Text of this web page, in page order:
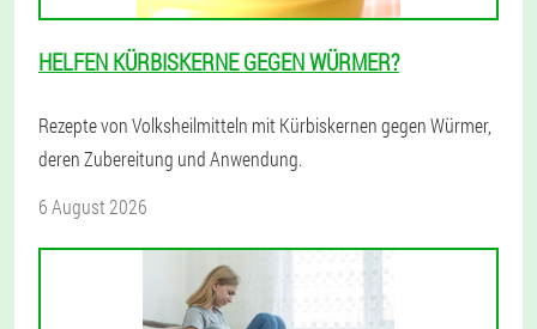
HELFEN KÜRBISKERNE GEGEN WÜRMER?
Rezepte von Volksheilmitteln mit Kürbiskernen gegen Würmer,
deren Zubereitung und Anwendung.
6 August 2026